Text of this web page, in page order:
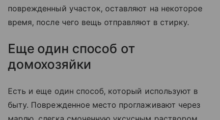
поврежденный участок, оставляют на некоторое
время, после чего вещь отправляют в стирку.
Еще один способ от
домохозяйки
Есть и еще один способ, который используют в
быту. Поврежденное место проглаживают через